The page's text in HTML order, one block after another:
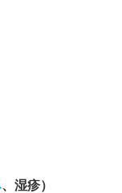
、湿疹）